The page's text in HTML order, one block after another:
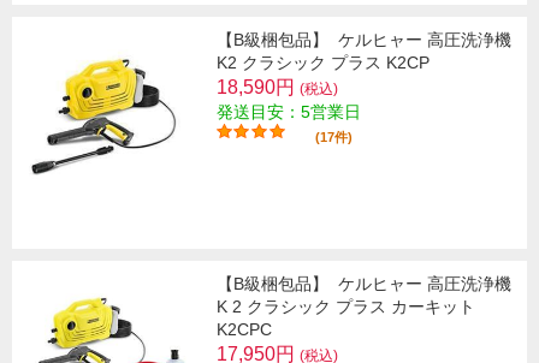
【B級梱包品】
ケルヒャー 高圧洗浄機
K2 クラシック プラス K2CP
18,590円 (税込)
発送目安：5営業日
(17件)
【B級梱包品】
ケルヒャー 高圧洗浄機
K 2 クラシック プラス カーキット
K2CPC
17,950円 (税込)